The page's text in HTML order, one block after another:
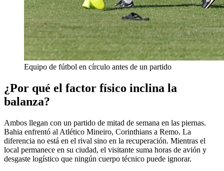
Equipo de fútbol en círculo antes de un partido
¿Por qué el factor físico inclina la
balanza?
Ambos llegan con un partido de mitad de semana en las piernas.
Bahia enfrentó al Atlético Mineiro, Corinthians a Remo. La
diferencia no está en el rival sino en la recuperación. Mientras el
local permanece en su ciudad, el visitante suma horas de avión y
desgaste logístico que ningún cuerpo técnico puede ignorar.